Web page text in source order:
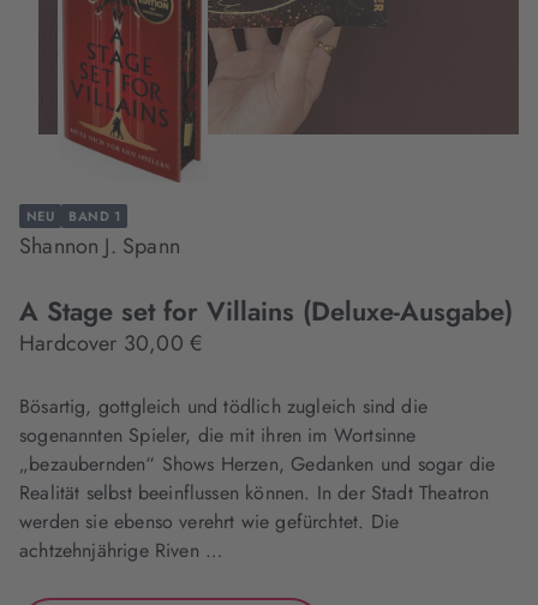
NEU BAND 1
Shannon J. Spann
A Stage set for Villains (Deluxe-Ausgabe)
Hardcover 30,00 €
Bösartig, gottgleich und tödlich zugleich sind die
sogenannten Spieler, die mit ihren im Wortsinne
„bezaubernden“ Shows Herzen, Gedanken und sogar die
Realität selbst beeinflussen können. In der Stadt Theatron
werden sie ebenso verehrt wie gefürchtet. Die
achtzehnjährige Riven …